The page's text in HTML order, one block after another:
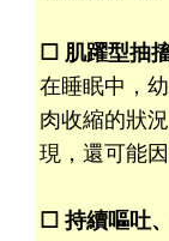
☐ 肌躍型抽
在睡眠中，
肉收縮的狀
現，還可能
☐ 持續嘔吐